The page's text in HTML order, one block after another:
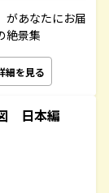
があなたにお届
絶景集
細を見る
日本編